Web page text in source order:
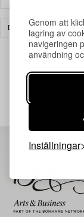
Genom att
lagring av
navigeringen
användning
Inställningar
BÖCKER &
Din